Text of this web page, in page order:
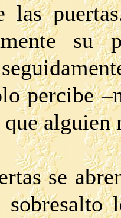
las
su
percibe
alguien
se
sobresalto